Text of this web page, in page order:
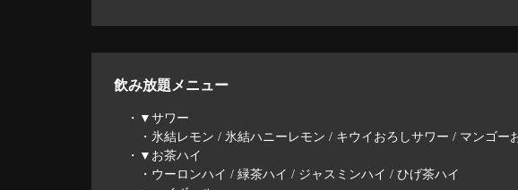
飲み放題メニュー
・▼サワー
・氷結レモン / 氷結ハニーレモン / キウイおろしサワー / マンゴー
・▼お茶ハイ
・ウーロンハイ / 緑茶ハイ / ジャスミンハイ / ひげ茶ハイ